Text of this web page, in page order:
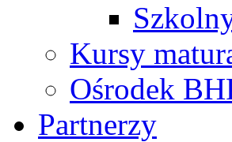
Kursy
Ośrodek
Partnerzy